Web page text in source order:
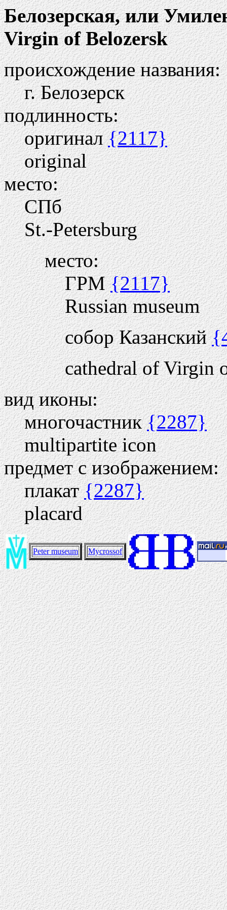
Белозерская, или
Virgin of Belozersk
происхождение названия:
г. Белозерск
подлинность:
оригинал{2117}
original
место:
СПб
St.-Petersburg
место:
ГРМ{2117}
Russian museum
собор Казанский
cathedral of Virgin
вид иконы:
многочастник{2287}
multipartite icon
предмет с изображением:
плакат{2287}
placard
Peter museum Mycrossof